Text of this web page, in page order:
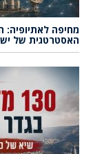
מחיפה
האסטרטגית של